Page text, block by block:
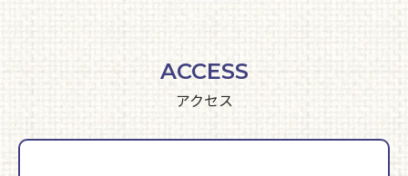
ACCESS
アクセス